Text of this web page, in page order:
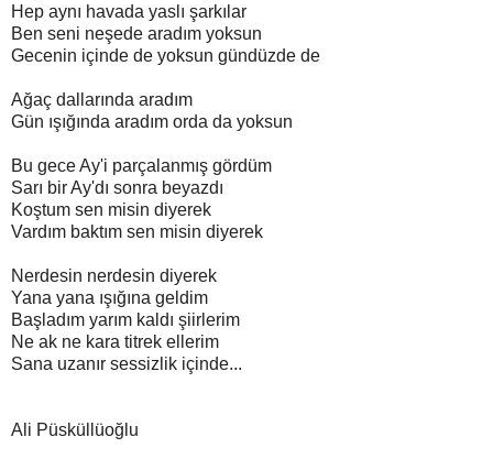
Hep aynı havada yaslı şarkılar
Ben seni neşede aradım yoksun
Gecenin içinde de yoksun gündüzde de
Ağaç dallarında aradım
Gün ışığında aradım orda da yoksun
Bu gece Ay'i parçalanmış gördüm
Sarı bir Ay'dı sonra beyazdı
Koştum sen misin diyerek
Vardım baktım sen misin diyerek
Nerdesin nerdesin diyerek
Yana yana ışığına geldim
Başladım yarım kaldı şiirlerim
Ne ak ne kara titrek ellerim
Sana uzanır sessizlik içinde...
Ali Püsküllüoğlu